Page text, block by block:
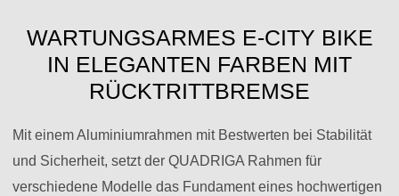
WARTUNGSARMES E-CITY BIKE
IN ELEGANTEN FARBEN MIT
RÜCKTRITTBREMSE
Mit einem Aluminiumrahmen mit Bestwerten bei Stabilität
und Sicherheit, setzt der QUADRIGA Rahmen für
verschiedene Modelle das Fundament eines hochwertigen